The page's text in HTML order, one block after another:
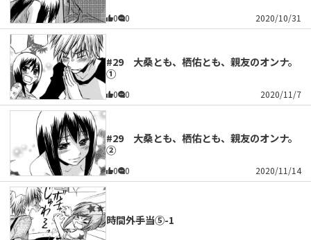
0 0 2020/10/31
#29 大桑とも、栖佑とも、親友のオンナ。
①
0 0 2020/11/7
#29 大桑とも、栖佑とも、親友のオンナ。
②
0 0 2020/11/14
時間外手当⑤-1